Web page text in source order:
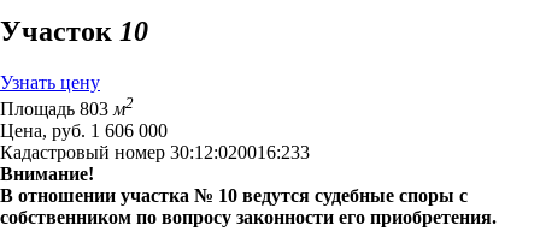
Участок 10
Узнать цену
Площадь 803 м2
Цена, руб. 1 606 000
Кадастровый номер 30:12:020016:233
Внимание!
В отношении участка № 10 ведутся судебные споры с
собственником по вопросу законности его приобретения.